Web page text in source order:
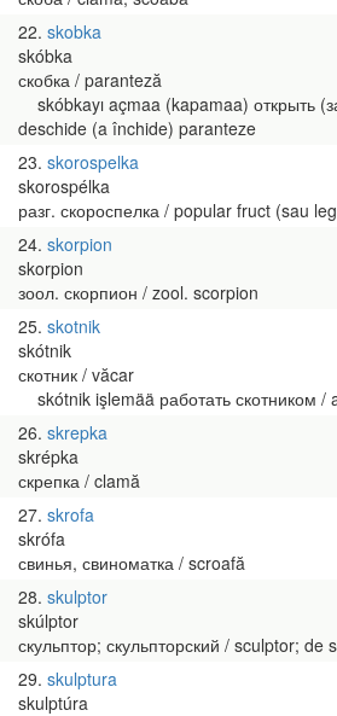
22 skobka
skóbka
скобка / paranteză
skóbkayı açmaa (kapamaa) открыть
deschide (a închide) paranteze
23 skorospelka
skorospélka
разг. скороспелка / popular fruct (sau
24 skorpion
skorpion
зоол. скорпион / zool. scorpion
25 skotnik
skótnik
скотник / văcar
skótnik işlemää работать скотником /
26 skrepka
skrépka
скрепка / clamă
27 skrofa
skrófa
свинья, свиноматка / scroafă
28 skulptor
skúlptor
скульптор; скульпторский / sculptor; de
29 skulptura
skulptúra